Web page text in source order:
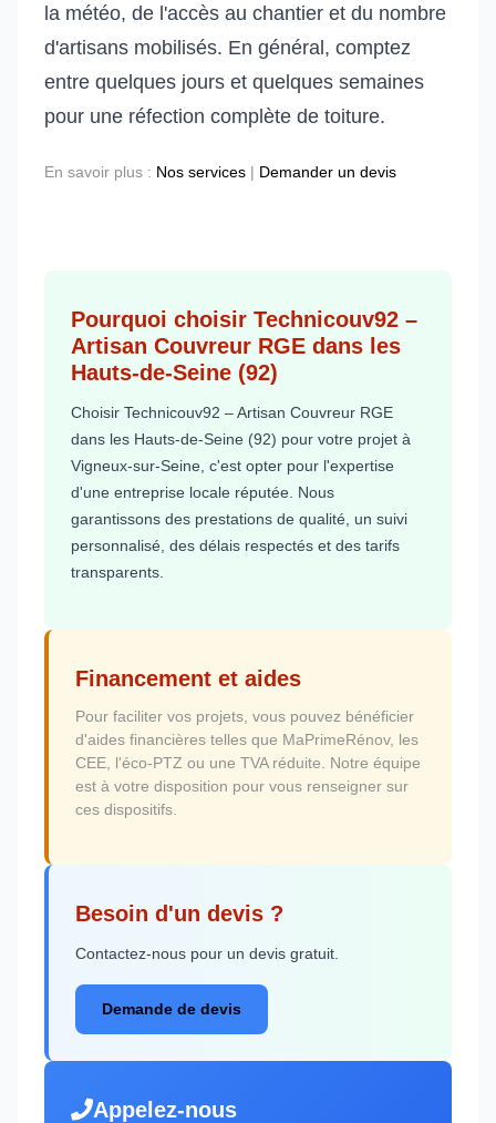
la météo, de l'accès au chantier et du nombre
d'artisans mobilisés. En général, comptez
entre quelques jours et quelques semaines
pour une réfection complète de toiture.
En savoir plus : Nos services | Demander un devis
Pourquoi choisir Technicouv92 –
Artisan Couvreur RGE dans les
Hauts-de-Seine (92)
Choisir Technicouv92 – Artisan Couvreur RGE
dans les Hauts-de-Seine (92) pour votre projet à
Vigneux-sur-Seine, c'est opter pour l'expertise
d'une entreprise locale réputée. Nous
garantissons des prestations de qualité, un suivi
personnalisé, des délais respectés et des tarifs
transparents.
Financement et aides
Pour faciliter vos projets, vous pouvez bénéficier
d'aides financières telles que MaPrimeRénov, les
CEE, l'éco-PTZ ou une TVA réduite. Notre équipe
est à votre disposition pour vous renseigner sur
ces dispositifs.
Besoin d'un devis ?
Contactez-nous pour un devis gratuit.
Demande de devis
Appelez-nous